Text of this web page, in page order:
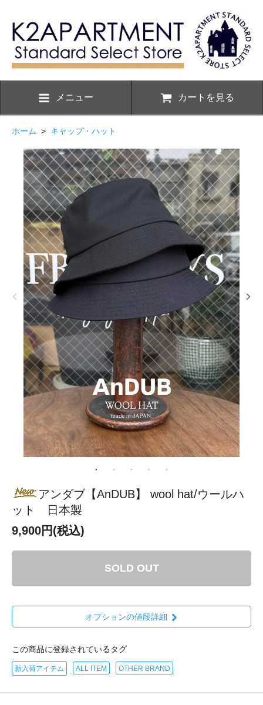
メニュー カートを見る
ホーム > キャップ・ハット
アンダブ【AnDUB】 wool hat/ウールハ
ット 日本製
9,900円(税込)
SOLD OUT
オプションの値段詳細
この商品に登録されているタグ
新入荷アイテム ALL ITEM OTHER BRAND